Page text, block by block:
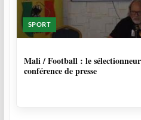
SPORT
Mali / Football : le
conférence de presse